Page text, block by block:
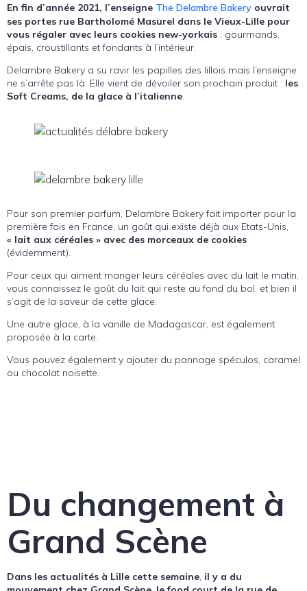
En fin d’année 2021, l’enseigne The Delambre Bakery ouvrait
ses portes rue Bartholomé Masurel dans le Vieux-Lille pour
vous régaler avec leurs cookies new-yorkais : gourmands,
épais, croustillants et fondants à l’intérieur.
Delambre Bakery a su ravir les papilles des lillois mais l’enseigne
ne s’arrête pas là. Elle vient de dévoiler son prochain produit : les
Soft Creams, de la glace à l’italienne.
Pour son premier parfum, Delambre Bakery fait importer pour la
première fois en France, un goût qui existe déjà aux Etats-Unis,
« lait aux céréales » avec des morceaux de cookies
(évidemment).
Pour ceux qui aiment manger leurs céréales avec du lait le matin,
vous connaissez le goût du lait qui reste au fond du bol, et bien il
s’agit de la saveur de cette glace.
Une autre glace, à la vanille de Madagascar, est également
proposée à la carte.
Vous pouvez également y ajouter du pannage spéculos, caramel
ou chocolat noisette.
Du changement à
Grand Scène
Dans les actualités à Lille cette semaine, il y a du